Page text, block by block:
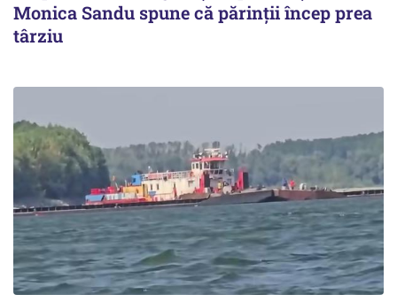
Monica Sandu spune că părinții încep prea
târziu